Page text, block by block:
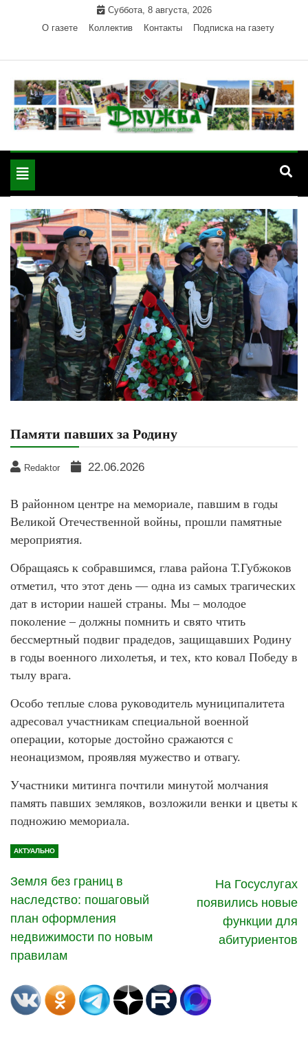
Суббота, 8 августа, 2026
О газете
Коллектив Контакты Подписка на газету
"Дружба" — газета
района РА
Красногвардейского района Республики Адыгея
Toggle
navigation
Памяти павших за Родину
Redaktor 22.06.2026
В районном центре на мемориале, павшим в годы
Великой Отечественной войны, прошли памятные
мероприятия.
Обращаясь к собравшимся, глава района Т.Губжоков
отметил, что этот день — одна из самых трагических
дат в истории нашей страны. Мы – молодое
поколение – должны помнить и свято чтить
бессмертный подвиг прадедов, защищавших Родину
в годы военного лихолетья, и тех, кто ковал Победу в
тылу врага.
Особо теплые слова руководитель муниципалитета
адресовал участникам специальной военной
операции, которые достойно сражаются с
неонацизмом, проявляя мужество и отвагу.
Участники митинга почтили минутой молчания
память павших земляков, возложили венки и цветы к
подножию мемориала.
АКТУАЛЬНО
Земля без границ в
наследство: пошаговый
план оформления
недвижимости по новым
правилам
На Госуслугах
появились новые
функции для
абитуриентов